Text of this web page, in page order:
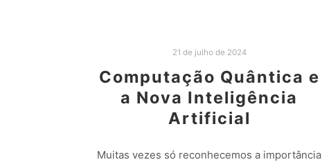
21 de julho de 2024
Computação Quântica e
a Nova Inteligência
Artificial
Muitas vezes só reconhecemos a importância